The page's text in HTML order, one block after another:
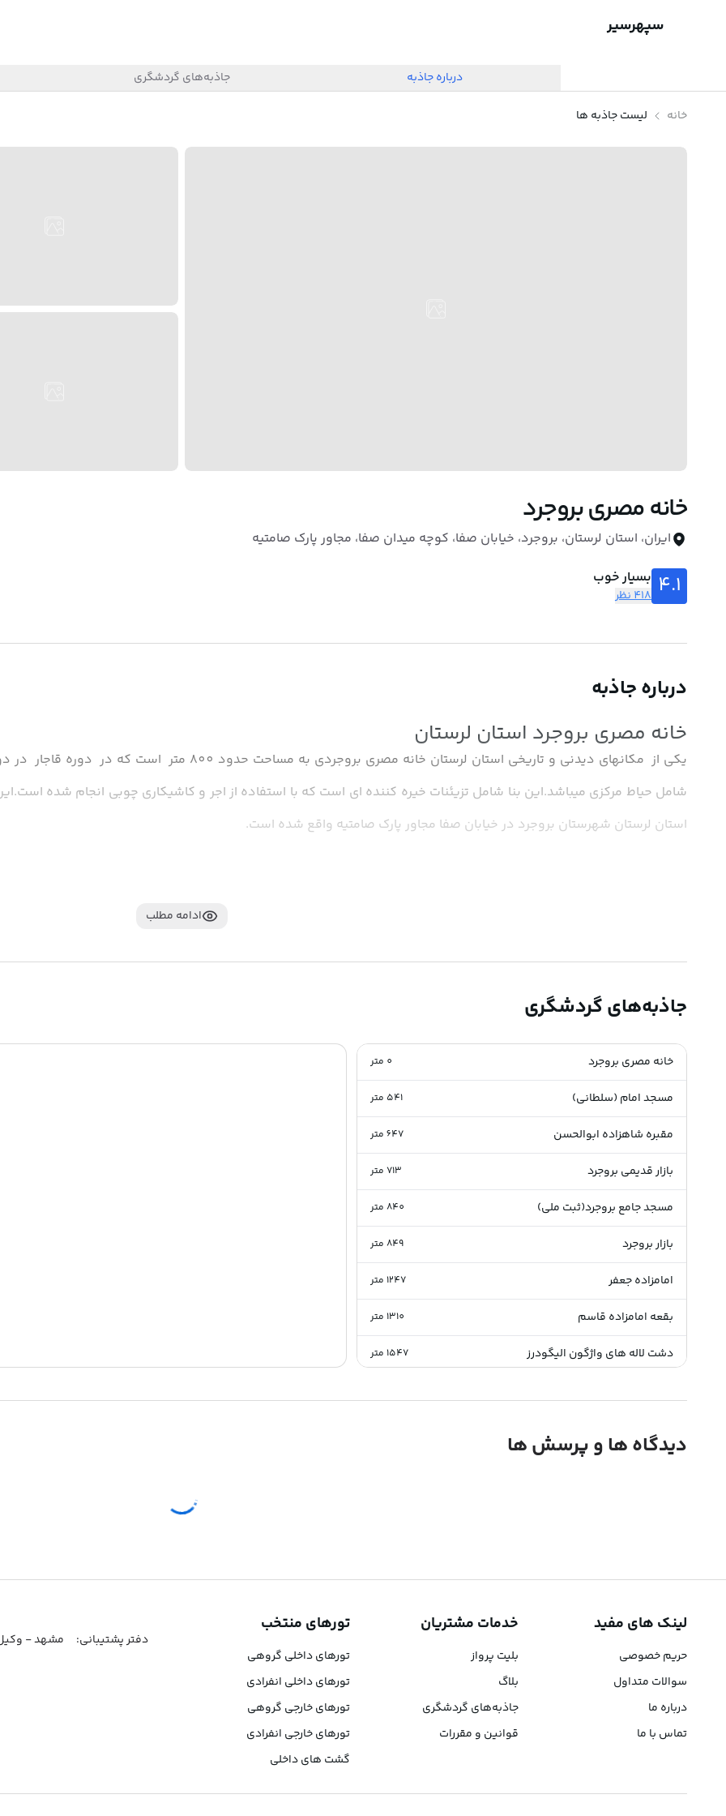
سپهرسیر
درباره جاذبه جاذبه‌های گردشگری
خانه لیست جاذبه ها
خانه مصری بروجرد
ایران، استان لرستان، بروجرد، خیابان صفا، کوچه میدان صفا، مجاور پارک صامتیه
4.1 بسیار خوب
418 نظر
درباره جاذبه
خانه مصری بروجرد استان لرستان
استان لرستان شهرستان بروجرد در خیابان صفا مجاور پارک صامتیه واقع شده است.
ادامه مطلب
جاذبه‌های گردشگری
خانه مصری بروجرد 0 متر
مسجد امام (سلطانی) 541 متر
مقبره شاهزاده ابوالحسن 647 متر
بازار قدیمی بروجرد 713 متر
مسجد جامع بروجرد(ثبت ملی) 840 متر
بازار بروجرد 849 متر
امامزاده جعفر 1247 متر
بقعه امامزاده قاسم 1310 متر
دشت لاله های واژگون الیگودرز 1547 متر
دیدگاه ها و پرسش ها
لینک های مفید
حریم خصوصی
سوالات متداول
درباره ما
تماس با ما
خدمات مشتریان
بلیت پرواز
بلاگ
جاذبه‌های گردشگری
قوانین و مقررات
تورهای منتخب
تورهای داخلی گروهی
تورهای داخلی انفرادی
تورهای خارجی گروهی
تورهای خارجی انفرادی
گشت های داخلی
دفتر پشتیبانی:
مشهد - وکیل آباد-کوثر شمالی 8-